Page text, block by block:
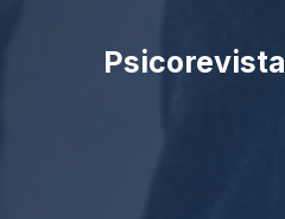
Psicorevista